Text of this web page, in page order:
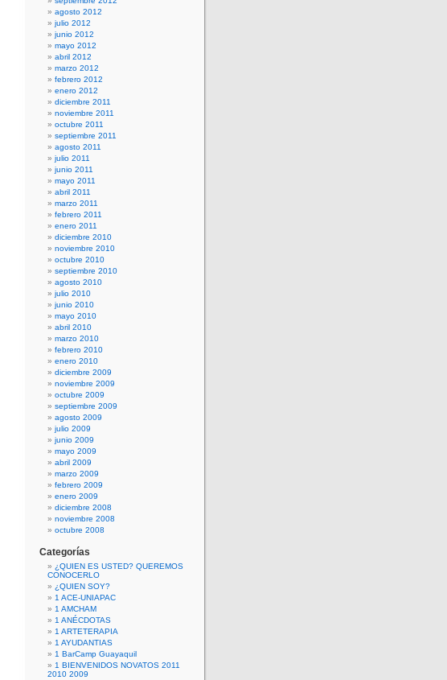
agosto 2012
julio 2012
junio 2012
mayo 2012
abril 2012
marzo 2012
febrero 2012
enero 2012
diciembre 2011
noviembre 2011
octubre 2011
septiembre 2011
agosto 2011
julio 2011
junio 2011
mayo 2011
abril 2011
marzo 2011
febrero 2011
enero 2011
diciembre 2010
noviembre 2010
octubre 2010
septiembre 2010
agosto 2010
julio 2010
junio 2010
mayo 2010
abril 2010
marzo 2010
febrero 2010
enero 2010
diciembre 2009
noviembre 2009
octubre 2009
septiembre 2009
agosto 2009
julio 2009
junio 2009
mayo 2009
abril 2009
marzo 2009
febrero 2009
enero 2009
diciembre 2008
noviembre 2008
octubre 2008
Categorías
¿QUIEN ES USTED? QUEREMOS
CONOCERLO
¿QUIEN SOY?
1 ACE-UNIAPAC
1 AMCHAM
1 ANÉCDOTAS
1 ARTETERAPIA
1 AYUDANTIAS
1 BarCamp Guayaquil
1 BIENVENIDOS NOVATOS 2011
2010 2009